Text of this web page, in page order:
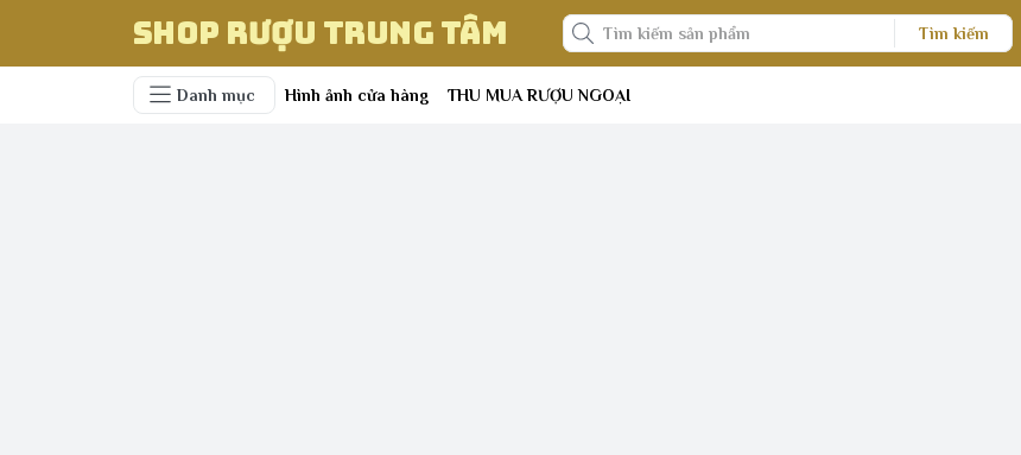
Shop Rượu Trung Tâm Tìm kiếm
Danh mục Hình ảnh cửa hàng THU MUA RƯỢU NGOẠI